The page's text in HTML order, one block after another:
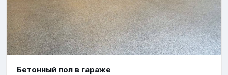
Бетонный пол в гараже